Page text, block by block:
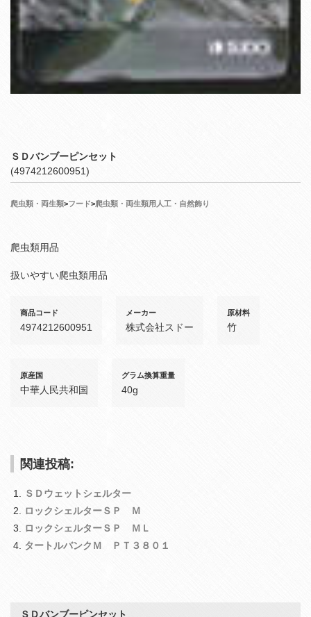
ＳＤバンブーピンセット
(4974212600951)
爬虫類・両生類>フード>爬虫類・両生類用人工・自然飾り
爬虫類用品
扱いやすい爬虫類用品
商品コード
4974212600951
メーカー
株式会社スドー
原材料
竹
原産国
中華人民共和国
グラム換算重量
40g
関連投稿:
ＳＤウェットシェルター
ロックシェルターＳＰ Ｍ
ロックシェルターＳＰ ＭＬ
タートルバンクＭ ＰＴ３８０１
ＳＤバンブーピンセット